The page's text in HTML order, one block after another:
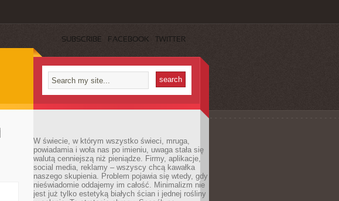
SUBSCRIBE FACEBOOK TWITTER
W świecie, w którym wszystko świeci, mruga,
powiadamia i woła nas po imieniu, uwaga stała się
walutą cenniejszą niż pieniądze. Firmy, aplikacje,
social media, reklamy – wszyscy chcą kawałka
naszego skupienia. Problem pojawia się wtedy, gdy
nieświadomie oddajemy im całość. Minimalizm nie
jest już tylko estetyką białych ścian i jednej rośliny